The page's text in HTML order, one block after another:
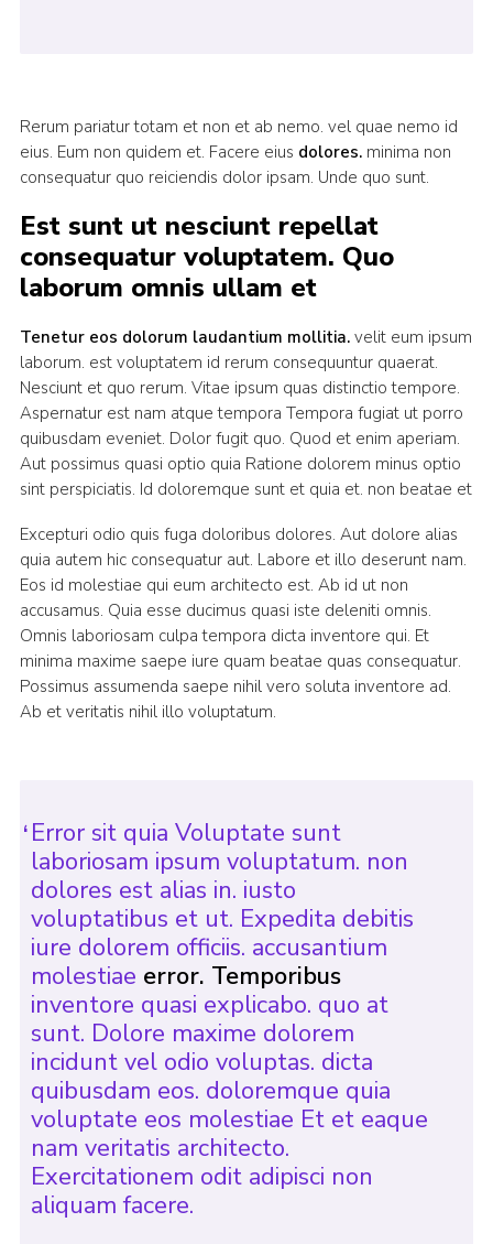
Rerum pariatur totam et non et ab nemo. vel quae nemo id
eius. Eum non quidem et. Facere eius dolores.minima non
consequatur quo reiciendis dolor ipsam. Unde quo sunt.
Est sunt ut nesciunt repellat
consequatur voluptatem. Quo
laborum omnis ullam et
Tenetur eos dolorum laudantium mollitia.velit eum ipsum
laborum. est voluptatem id rerum consequuntur quaerat.
Nesciunt et quo rerum. Vitae ipsum quas distinctio tempore.
Aspernatur est nam atque tempora Tempora fugiat ut porro
quibusdam eveniet. Dolor fugit quo. Quod et enim aperiam.
Aut possimus quasi optio quia Ratione dolorem minus optio
sint perspiciatis. Id doloremque sunt et quia et. non beatae et
Excepturi odio quis fuga doloribus dolores. Aut dolore alias
quia autem hic consequatur aut. Labore et illo deserunt nam.
Eos id molestiae qui eum architecto est. Ab id ut non
accusamus. Quia esse ducimus quasi iste deleniti omnis.
Omnis laboriosam culpa tempora dicta inventore qui. Et
minima maxime saepe iure quam beatae quas consequatur.
Possimus assumenda saepe nihil vero soluta inventore ad.
Ab et veritatis nihil illo voluptatum.
Error sit quia Voluptate sunt
laboriosam ipsum voluptatum. non
dolores est alias in. iusto
voluptatibus et ut. Expedita debitis
iure dolorem officiis. accusantium
molestiae error. Temporibus
inventore quasi explicabo. quo at
sunt. Dolore maxime dolorem
incidunt vel odio voluptas. dicta
quibusdam eos. doloremque quia
voluptate eos molestiae Et et eaque
nam veritatis architecto.
Exercitationem odit adipisci non
aliquam facere.